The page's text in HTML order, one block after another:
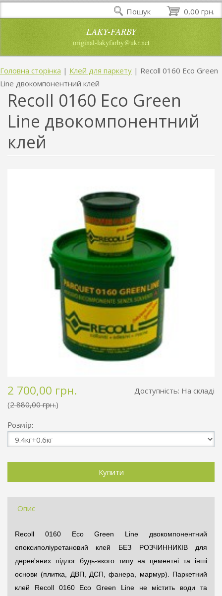
LAKY-FARBY
original-lakyfarby@ukr.net
Головна сторінка | Клей для паркету | Recoll 0160 Eco Green
Line двокомпонентний клей
Recoll 0160 Eco Green
Line двокомпонентний
клей
Доступність: На складі
2 700,00 грн.
2 880,00 грн.
Розмір:
Опис
Recoll 0160 Eco Green Line двокомпонентний
епоксиполіуретановий клей БЕЗ РОЗЧИННИКІВ для
дерев'яних підлог будь-якого типу на цементні та інші
основи (плитка, ДВП, ДСП, фанера, мармур). Паркетний
клей Recoll 0160 Eco Green Line не містить води та
0,00 грн.
Пошук